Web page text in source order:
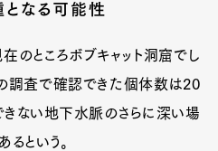
なる可能性
のところボブキャット洞窟でし
調査で確認できた個体数は20
きない地下水脈のさらに深い場
という。